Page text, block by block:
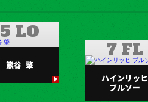
5 LO
熊谷 肇
7 FL
ハインリッヒ
ブルソー